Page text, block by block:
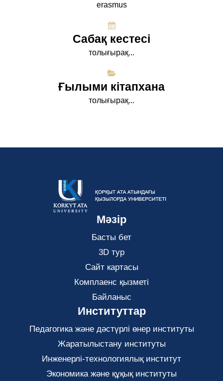
erasmus
Сабақ кестесі
толығырақ...
Ғылыми кітапхана
толығырақ...
Мәзір
Басты бет
3D тур
Сайт картасы
Комплаенс қызметі
Байланыс
Институттар
Педагогика және дәстүрлі өнер институты
Жаратылыстану институты
Инженерлі-технологиялық институт
Экономика және құқық институты